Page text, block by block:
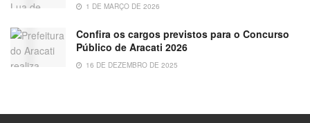
1 DE MARÇO DE 2026
Confira os cargos previstos para o Concurso
Público de Aracati 2026
16 DE DEZEMBRO DE 2025